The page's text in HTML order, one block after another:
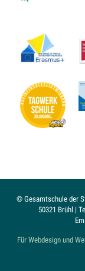
© Gesamtschule der
50321 Brühl |
Für Webdesign und